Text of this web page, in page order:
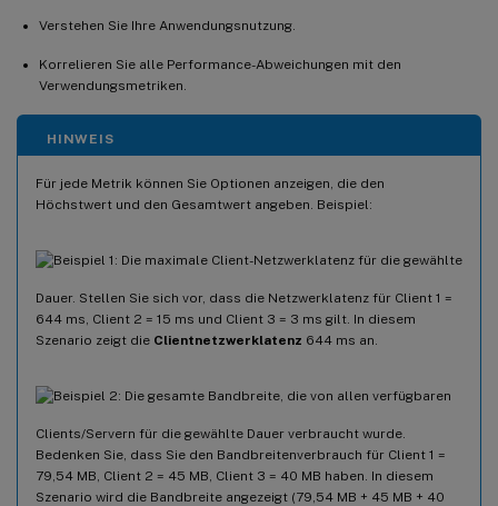
Verstehen Sie Ihre Anwendungsnutzung.
Korrelieren Sie alle Performance-Abweichungen mit den
Verwendungsmetriken.
HINWEIS
Für jede Metrik können Sie Optionen anzeigen, die den
Höchstwert und den Gesamtwert angeben. Beispiel:
Die maximale Client-Netzwerklatenz für die gewählte
Dauer. Stellen Sie sich vor, dass die Netzwerklatenz für Client 1 =
644 ms, Client 2 = 15 ms und Client 3 = 3 ms gilt. In diesem
Szenario zeigt die Clientnetzwerklatenz 644 ms an.
Die gesamte Bandbreite, die von allen verfügbaren
Clients/Servern für die gewählte Dauer verbraucht wurde.
Bedenken Sie, dass Sie den Bandbreitenverbrauch für Client 1 =
79,54 MB, Client 2 = 45 MB, Client 3 = 40 MB haben. In diesem
Szenario wird die Bandbreite angezeigt (79,54 MB + 45 MB + 40